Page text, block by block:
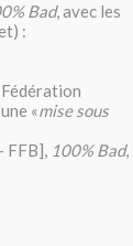
Bad, avec les
:
«mise sous
FFB], 100% Bad,